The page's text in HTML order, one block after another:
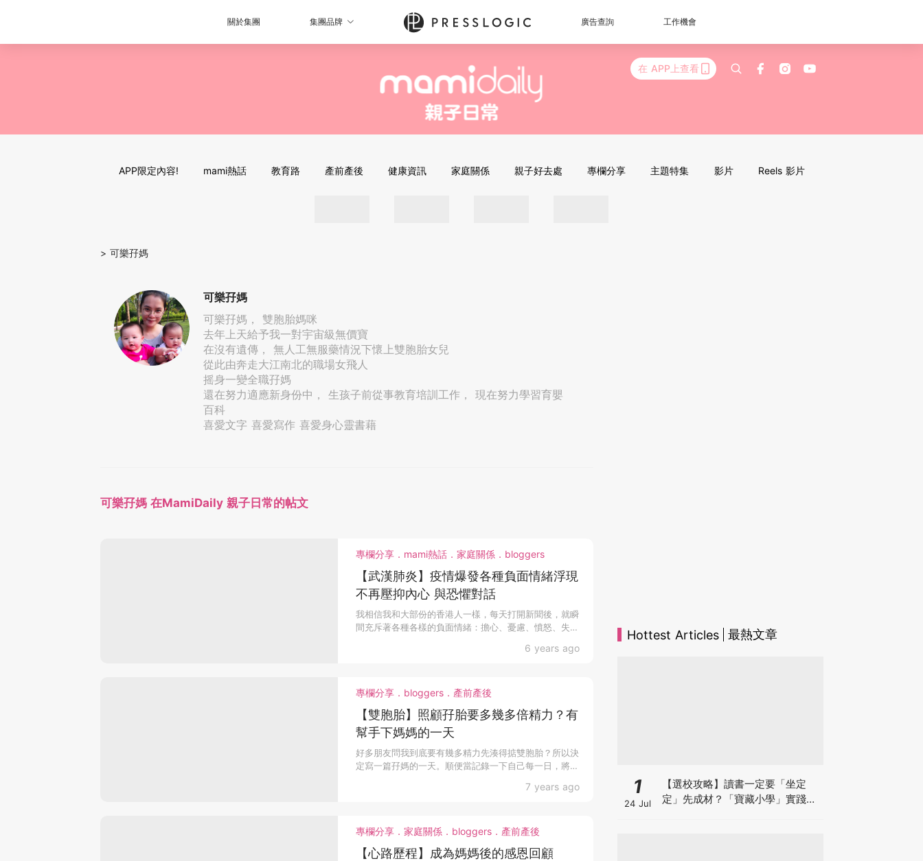
關於集團 集團品牌 廣告查詢 工作機會
在 APP上查看
APP限定內容! mami熱話 教育路 產前產後 健康資訊 家庭關係 親子好去處 專欄分享 主題特集 影片 Reels 影片
> 可樂孖媽
可樂孖媽
可樂孖媽， 雙胞胎媽咪
去年上天給予我一對宇宙級無價寶
在沒有遺傳， 無人工無服藥情況下懷上雙胞胎女兒
從此由奔走大江南北的職場女飛人
摇身一變全職孖媽
還在努力適應新身份中， 生孩子前從事教育培訓工作， 現在努力學習育嬰
百科
喜愛文字 喜愛寫作 喜愛身心靈書藉
可樂孖媽 在MamiDaily 親子日常的帖文
專欄分享．mami熱話．家庭關係．bloggers
【武漢肺炎】疫情爆發各種負面情緒浮現
不再壓抑內心 與恐懼對話
我相信我和大部份的香港人一樣，每天打開新聞後，就瞬
間充斥著各種各樣的負面情緒：擔心、憂慮、憤怒、失望
6 years ago
專欄分享．bloggers．產前產後
【雙胞胎】照顧孖胎要多幾多倍精力？有
幫手下媽媽的一天
好多朋友問我到底要有幾多精力先湊得掂雙胞胎？所以決
定寫一篇孖媽的一天。順便當記錄一下自己每一日，將來
7 years ago
專欄分享．家庭關係．bloggers．產前產後
【心路歷程】成為媽媽後的感恩回顧
Hottest Articles 最熱文章
1
24 Jul
【選校攻略】讀書一定要「坐定
定」先成材？「寶藏小學」實踐動